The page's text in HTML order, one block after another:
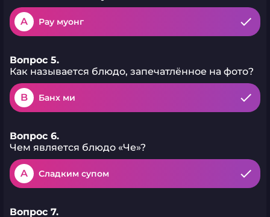
A Рау муонг
Вопрос 5.
Как называется блюдо, запечатлённое на фото?
B Банх ми
Вопрос 6.
Чем является блюдо «Че»?
A Сладким супом
Вопрос 7.